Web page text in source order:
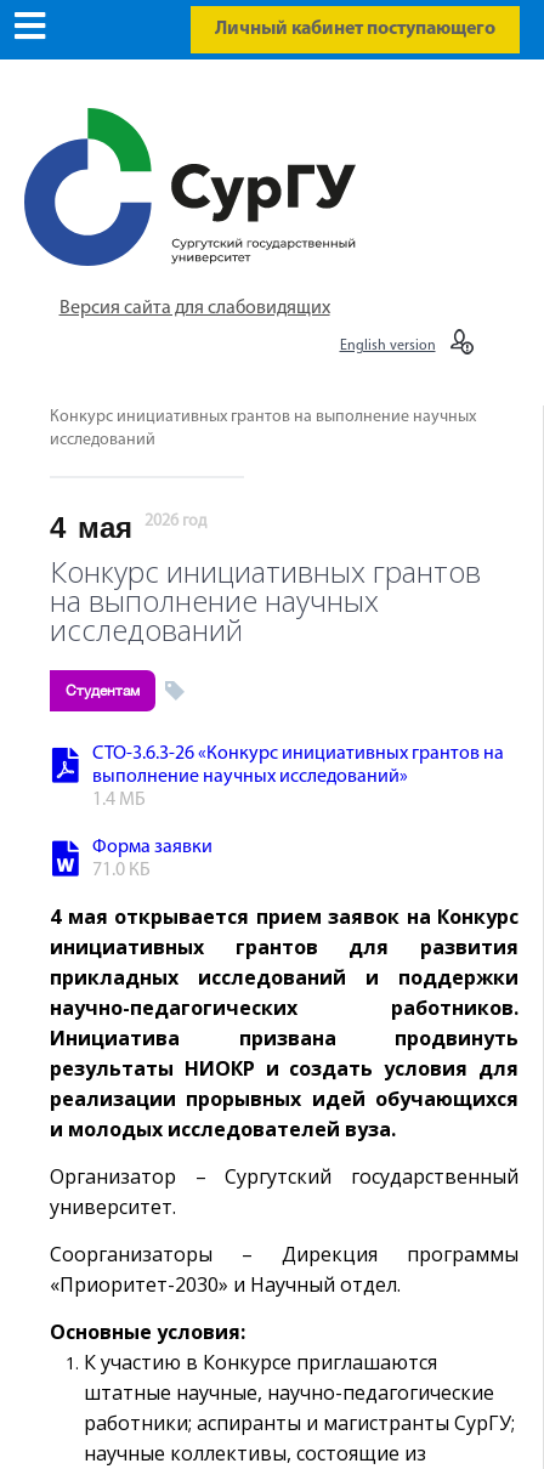
Личный кабинет поступающего
Версия сайта для слабовидящих
English version
Конкурс инициативных грантов на выполнение научных
исследований
4 мая 2026 год
Конкурс инициативных грантов
на выполнение научных
исследований
Студентам
СТО-3.6.3-26 «Конкурс инициативных грантов на
выполнение научных исследований»
1.4 МБ
Форма заявки
71.0 КБ
4 мая открывается прием заявок на Конкурс
инициативных грантов для развития
прикладных исследований и поддержки
научно-педагогических работников.
Инициатива призвана продвинуть
результаты НИОКР и создать условия для
реализации прорывных идей обучающихся
и молодых исследователей вуза.
Организатор – Сургутский государственный
университет.
Соорганизаторы – Дирекция программы
«Приоритет-2030» и Научный отдел.
Основные условия:
К участию в Конкурсе приглашаются
штатные научные, научно-педагогические
работники; аспиранты и магистранты СурГУ;
научные коллективы, состоящие из